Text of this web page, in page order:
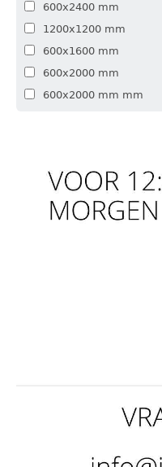
600x2400 mm
1200x1200 mm
600x1600 mm
600x2000 mm
600x2000 mm mm